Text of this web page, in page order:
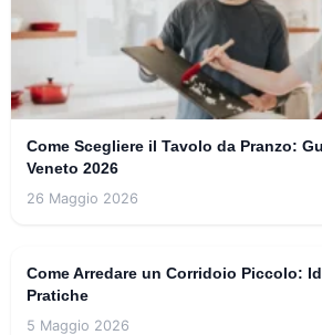
Come Scegliere il Tavolo da Pranzo:
Veneto 2026
26 Maggio 2026
Come Arredare un Corridoio Piccolo:
Pratiche
5 Maggio 2026